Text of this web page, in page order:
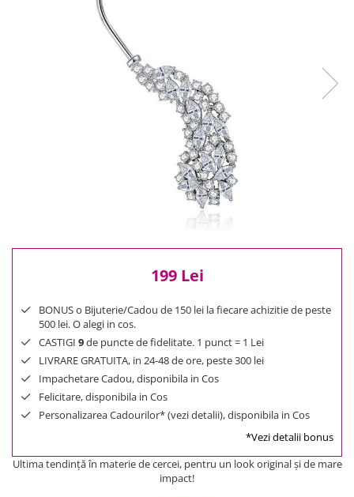
500 Lei - 1000 Lei
199 Lei
BONUS o Bijuterie/Cadou de 150 lei la fiecare achizitie de peste
500 lei. O alegi in cos.
CASTIGI 9de puncte de fidelitate. 1 punct = 1 Lei
LIVRARE GRATUITA, in 24-48 de ore, peste 300 lei
Impachetare Cadou, disponibila in Cos
Felicitare, disponibila in Cos
Personalizarea Cadourilor* (vezi detalii), disponibila in Cos
*Vezi detalii bonus
Ultima tendinţă în materie de cercei, pentru un look original şi de mare
impact!